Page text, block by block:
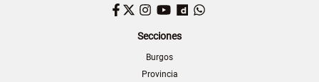
Facebook
TwitterInstagram
YouTubeDailymotion
Secciones
Burgos
Provincia